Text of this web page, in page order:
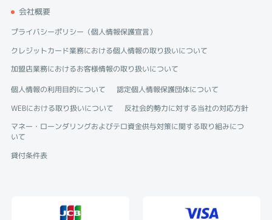
会社概要
プライバシーポリシー（個人情報保護宣言）
クレジットカード業務における個人情報の取り扱いについて
加盟店業務におけるお客様情報の取り扱いについて
個人情報の利用目的について
認定個人情報保護団体について
WEBにおける取り扱いについて
反社会的勢力に対する当社の対応方針
マネー・ローンダリングおよびテロ資金供与対策に関する取り組みにつ
いて
貸付条件表